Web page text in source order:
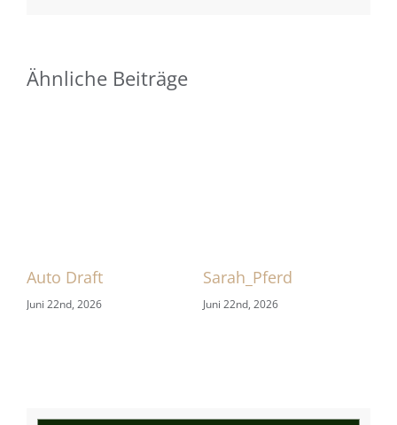
Ähnliche Beiträge
Auto Draft
Juni 22nd, 2026
Sarah_Pferd
Juni 22nd, 2026